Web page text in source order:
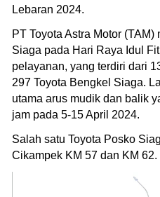
Lebaran 2024.
PT Toyota Astra Motor
Siaga pada Hari Raya Idul
pelayanan, yang terdiri dari
297 Toyota Bengkel Siaga.
utama arus mudik dan balik
jam pada 5-15 April 2024.
Salah satu Toyota Posko
Cikampek KM 57 dan KM 62.